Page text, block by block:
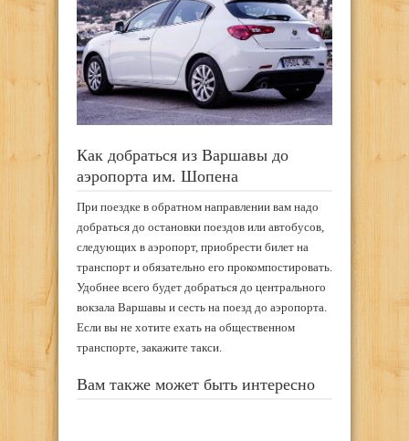
Как добраться из Варшавы до
аэропорта им. Шопена
При поездке в обратном направлении вам надо
добраться до остановки поездов или автобусов,
следующих в аэропорт, приобрести билет на
транспорт и обязательно его прокомпостировать.
Удобнее всего будет добраться до центрального
вокзала Варшавы и сесть на поезд до аэропорта.
Если вы не хотите ехать на общественном
транспорте, закажите такси.
Вам также может быть интересно